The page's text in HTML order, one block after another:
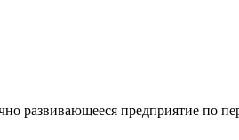
развивающееся предприятие по